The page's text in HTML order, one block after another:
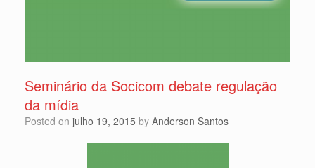
Seminário da Socicom debate regulação
da mídia
Posted on julho 19, 2015 by Anderson Santos